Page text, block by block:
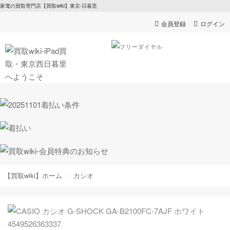
家電の買取専門店【買取wiki】東京-日暮里
会員登録 ログイン
【買取wiki】ホーム カシオ